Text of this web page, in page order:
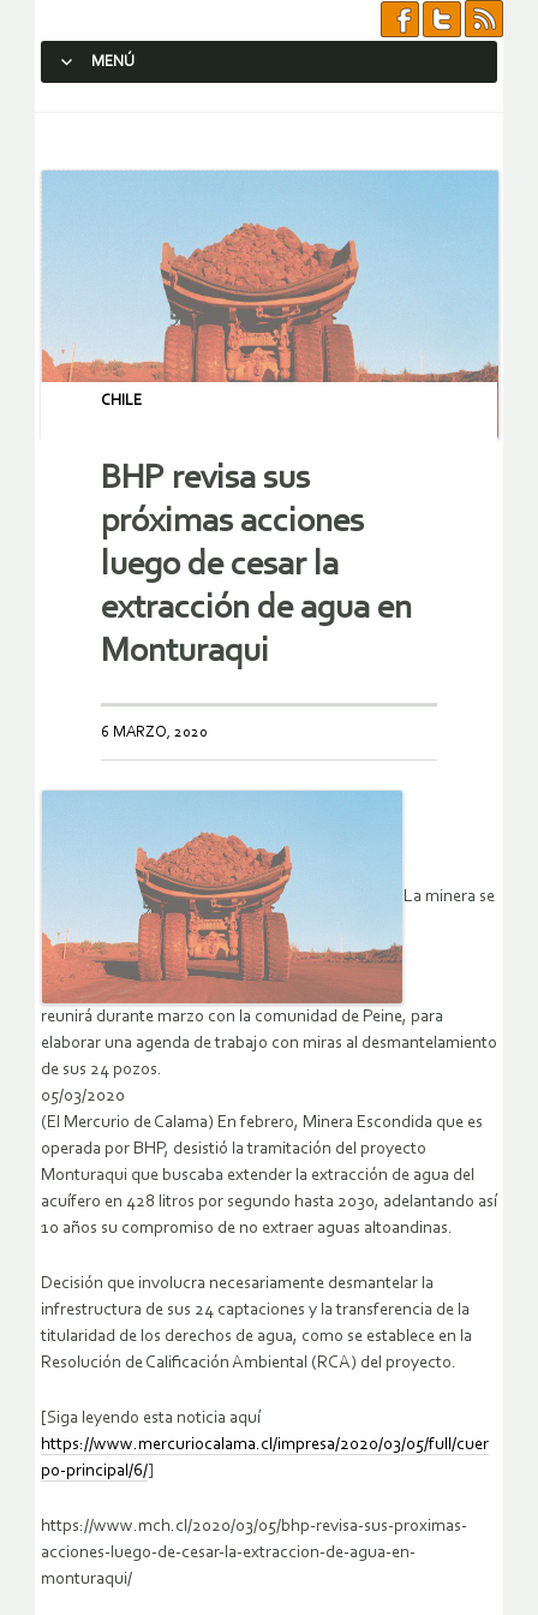
MENÚ
CHILE
BHP revisa sus
próximas acciones
luego de cesar la
extracción de agua en
Monturaqui
6 MARZO, 2020
La minera se
reunirá durante marzo con la comunidad de Peine, para
elaborar una agenda de trabajo con miras al desmantelamiento
de sus 24 pozos.
05/03/2020
(El Mercurio de Calama) En febrero, Minera Escondida que es
operada por BHP, desistió la tramitación del proyecto
Monturaqui que buscaba extender la extracción de agua del
acuífero en 428 litros por segundo hasta 2030, adelantando así
10 años su compromiso de no extraer aguas altoandinas.
Decisión que involucra necesariamente desmantelar la
infrestructura de sus 24 captaciones y la transferencia de la
titularidad de los derechos de agua, como se establece en la
Resolución de Calificación Ambiental (RCA) del proyecto.
[Siga leyendo esta noticia aquí
https://www.mercuriocalama.cl/impresa/2020/03/05/full/cuer
po-principal/6/]
https://www.mch.cl/2020/03/05/bhp-revisa-sus-proximas-
acciones-luego-de-cesar-la-extraccion-de-agua-en-
monturaqui/